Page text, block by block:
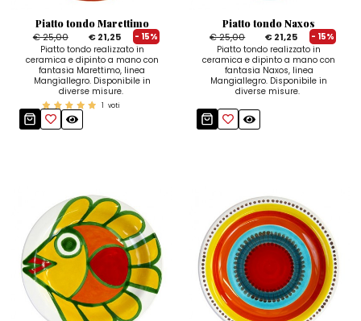
Piatto tondo Marettimo
€ 25,00
€ 21,25
- 15%
Piatto tondo realizzato in
ceramica e dipinto a mano con
fantasia Marettimo, linea
Mangiallegro. Disponibile in
diverse misure.
1 voti
Piatto tondo Naxos
€ 25,00
€ 21,25
- 15%
Piatto tondo realizzato in
ceramica e dipinto a mano con
fantasia Naxos, linea
Mangiallegro. Disponibile in
diverse misure.